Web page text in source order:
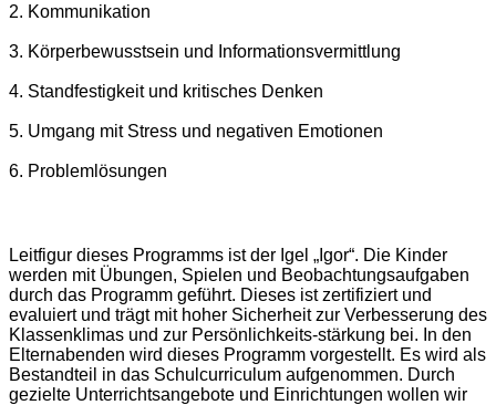
2. Kommunikation
3. Körperbewusstsein und Informationsvermittlung
4. Standfestigkeit und kritisches Denken
5. Umgang mit Stress und negativen Emotionen
6. Problemlösungen
Leitfigur dieses Programms ist der Igel „Igor“. Die Kinder
werden mit Übungen, Spielen und Beobachtungsaufgaben
durch das Programm geführt. Dieses ist zertifiziert und
evaluiert und trägt mit hoher Sicherheit zur Verbesserung des
Klassenklimas und zur Persönlichkeits-stärkung bei. In den
Elternabenden wird dieses Programm vorgestellt. Es wird als
Bestandteil in das Schulcurriculum aufgenommen. Durch
gezielte Unterrichtsangebote und Einrichtungen wollen wir